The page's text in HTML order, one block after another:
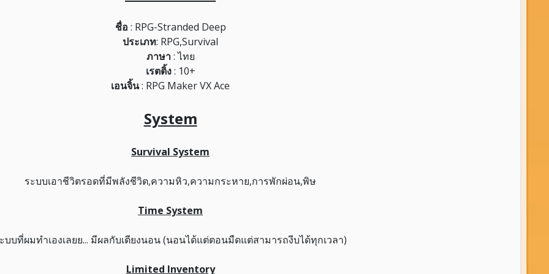
ชื่อ : RPG-Stranded Deep
ประเภท: RPG,Survival
ภาษา: ไทย
เรตติ้ง: 10+
เอนจิ้น: RPG Maker VX Ace
System
Survival System
ระบบเอาชีวิตรอดที่มีพลังชีวิต,ความหิว,ความกระหาย,การพักผ่อน,พิษ
Time System
บบที่ผมทำเองเลยย... มีผลกับเตียงนอน (นอนได้แต่ตอนมืดแต่สามารถงีบได้ทุกเวลา)
Limited Inventory